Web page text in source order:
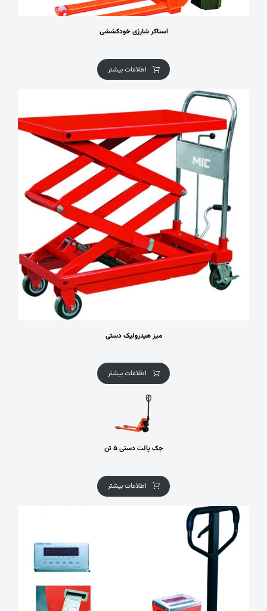
استاکر شارژی خودکششی
اطلاعات بیشتر
میز هیدرولیک دستی
اطلاعات بیشتر
جک پالت دستی ۵ تن
اطلاعات بیشتر